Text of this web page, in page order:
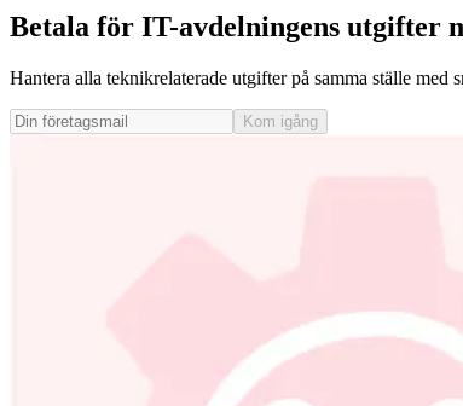
Betala för IT-avdelningens utgifter
Hantera alla teknikrelaterade utgifter på samma ställe med
Kom igång